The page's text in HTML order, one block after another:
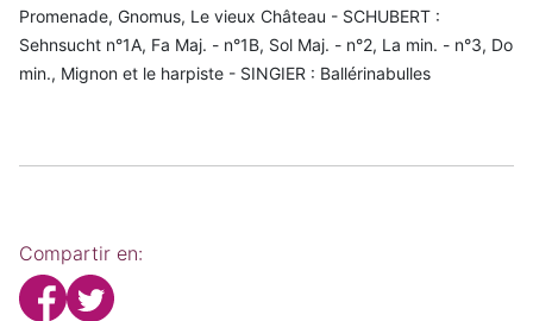
Promenade, Gnomus, Le vieux Château - SCHUBERT :
Sehnsucht n°1A, Fa Maj. - n°1B, Sol Maj. - n°2, La min. - n°3, Do
min., Mignon et le harpiste - SINGIER : Ballérinabulles
Compartir en: